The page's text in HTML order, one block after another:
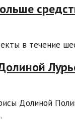
в течение
Долиной